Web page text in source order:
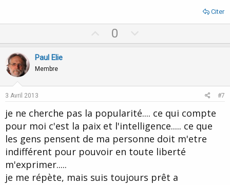
Citer
p
t
0
o
v
e
Paul Elie
Membre
3 Avril 2013 #7
je ne cherche pas la popularité.... ce qui compte
pour moi c'est la paix et l'intelligence..... ce que
les gens pensent de ma personne doit m'etre
indifférent pour pouvoir en toute liberté
m'exprimer.....
je me répète, mais suis toujours prêt a